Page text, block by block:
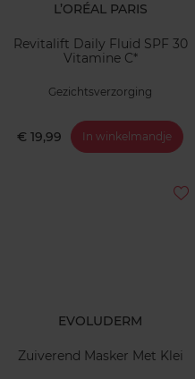
L’ORÉAL PARIS
Revitalift Daily Fluid SPF 30
Vitamine C*
Gezichtsverzorging
€ 19,99 In winkelmandje
EVOLUDERM
Zuiverend Masker Met Klei